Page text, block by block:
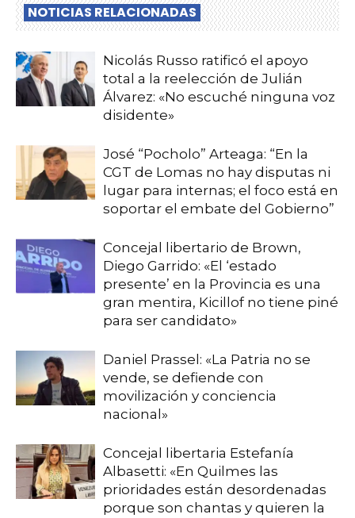
NOTICIAS RELACIONADAS
Nicolás Russo ratificó el apoyo
total a la reelección de Julián
Álvarez: «No escuché ninguna voz
disidente»
José “Pocholo” Arteaga: “En la
CGT de Lomas no hay disputas ni
lugar para internas; el foco está en
soportar el embate del Gobierno”
Concejal libertario de Brown,
Diego Garrido: «El ‘estado
presente’ en la Provincia es una
gran mentira, Kicillof no tiene piné
para ser candidato»
Daniel Prassel: «La Patria no se
vende, se defiende con
movilización y conciencia
nacional»
Concejal libertaria Estefanía
Albasetti: «En Quilmes las
prioridades están desordenadas
porque son chantas y quieren la